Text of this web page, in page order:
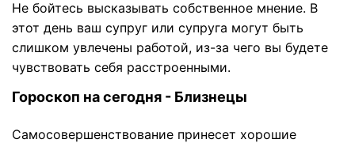
Не бойтесь высказывать собственное мнение. В
этот день ваш супруг или супруга могут быть
слишком увлечены работой, из-за чего вы будете
чувствовать себя расстроенными.
Гороскоп на сегодня - Близнецы
Самосовершенствование принесет хорошие